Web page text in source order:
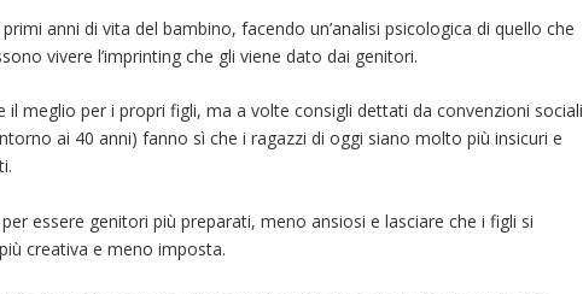
anni di vita del bambino, facendo un’analisi psicologica di quello che
vivere l’imprinting che gli viene dato dai genitori.
meglio per i propri figli, ma a volte consigli dettati da convenzioni sociali
ai 40 anni) fanno sì che i ragazzi di oggi siano molto più insicuri e
essere genitori più preparati, meno ansiosi e lasciare che i figli si
creativa e meno imposta.